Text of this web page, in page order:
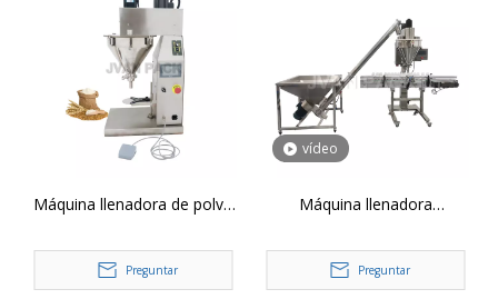
Máquina llenadora de polvo
semiautomática DF-B
Preguntar
vídeo
Máquina llenadora
polvo con transportador DF-
A
Preguntar